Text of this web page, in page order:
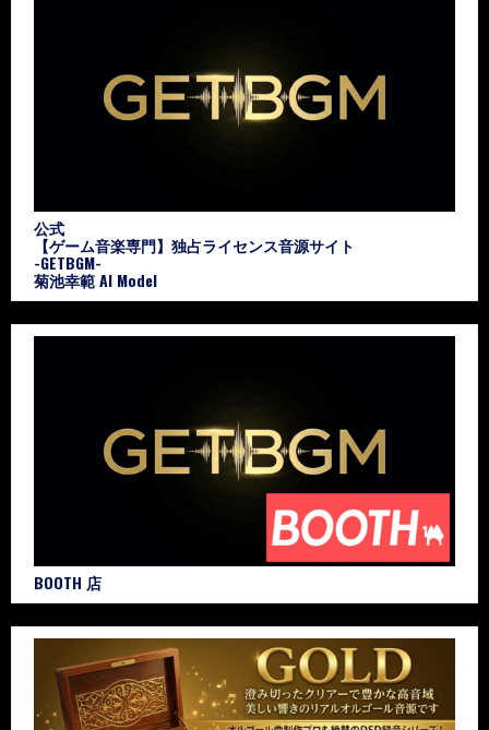
公式
【ゲーム音楽専門】独占ライセンス音源サイト
-GETBGM-
菊池幸範 AI Model
BOOTH 店